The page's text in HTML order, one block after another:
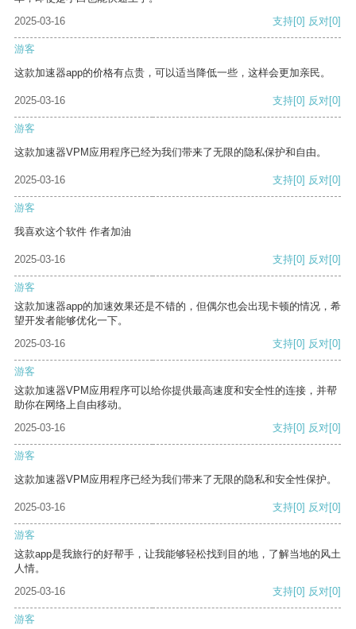
2025-03-16
支持[0] 反对[0]
游客
这款加速器app的价格有点贵，可以适当降低一些，这样会更加亲民。
2025-03-16 支持[0] 反对[0]
游客
这款加速器VPM应用程序已经为我们带来了无限的隐私保护和自由。
2025-03-16 支持[0] 反对[0]
游客
我喜欢这个软件 作者加油
2025-03-16 支持[0] 反对[0]
游客
这款加速器app的加速效果还是不错的，但偶尔也会出现卡顿的情况，希
望开发者能够优化一下。
2025-03-16
支持[0] 反对[0]
游客
这款加速器VPM应用程序可以给你提供最高速度和安全性的连接，并帮
助你在网络上自由移动。
2025-03-16
支持[0] 反对[0]
游客
这款加速器VPM应用程序已经为我们带来了无限的隐私和安全性保护。
2025-03-16 支持[0] 反对[0]
游客
这款app是我旅行的好帮手，让我能够轻松找到目的地，了解当地的风土
人情。
2025-03-16
支持[0] 反对[0]
游客